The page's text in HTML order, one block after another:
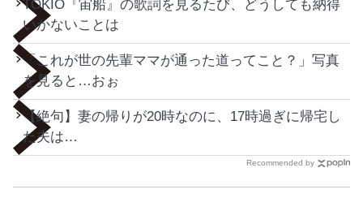
TOKIO『宙船』の歌詞を見るたび、どうしても納得
いかないことは
「これが世の先輩ママが通った道ってこと？」写真
を見ると…おぉ
【絶句】妻の帰りが20時なのに、17時過ぎに帰宅し
た夫は…
Recommended by